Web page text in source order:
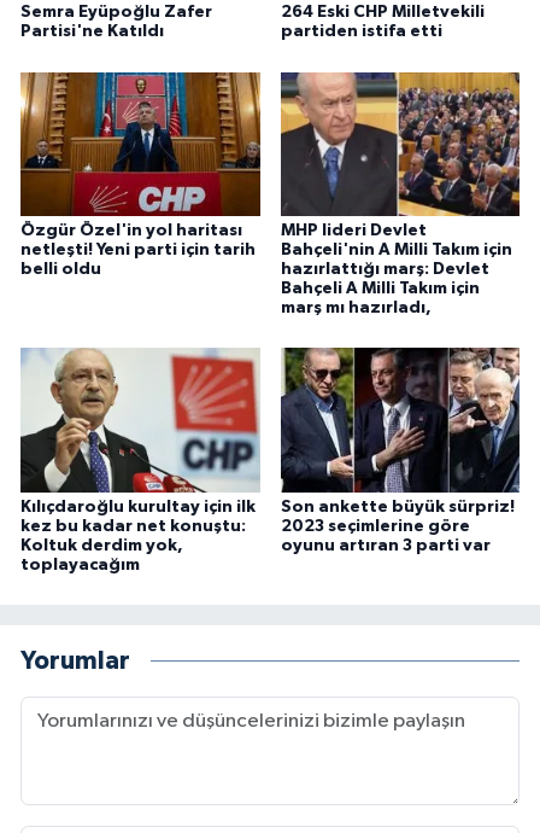
Semra Eyüpoğlu Zafer
Partisi'ne Katıldı
264 Eski CHP Milletvekili
partiden istifa etti
Özgür Özel'in yol haritası
netleşti! Yeni parti için tarih
belli oldu
MHP lideri Devlet
Bahçeli'nin A Milli Takım için
hazırlattığı marş: Devlet
Bahçeli A Milli Takım için
marş mı hazırladı,
Kılıçdaroğlu kurultay için ilk
kez bu kadar net konuştu:
Koltuk derdim yok,
toplayacağım
Son ankette büyük sürpriz!
2023 seçimlerine göre
oyunu artıran 3 parti var
Yorumlar